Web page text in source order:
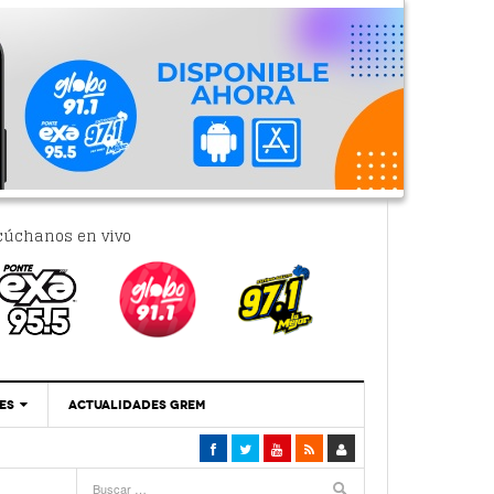
en vivo
‘Se Vale Soñar Con Una Contraloría Ciudadana’
ACTUALIDADES GREM